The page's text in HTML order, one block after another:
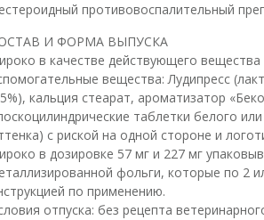
противовоспалительный
И ФОРМА ВЫПУСКА
в качестве действующего
вещества: Лудипресс
кальция стеарат, ароматизатор
таблетки белого
с риской на одной стороне и
в дозировке 57 мг и 227 мг
фольги, которые по 2
по применению.
отпуска: без рецепта